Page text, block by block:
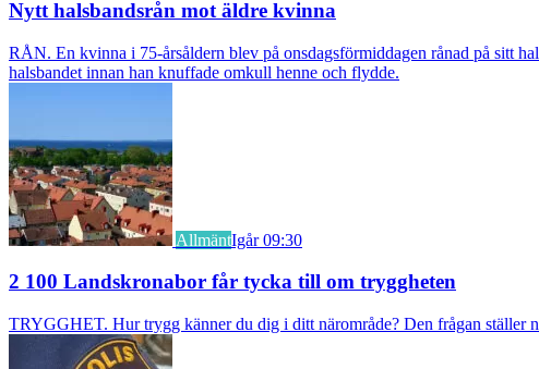
Nytt halsbandsrån mot äldre kvinna
RÅN. En kvinna i 75-årsåldern blev på onsdagsförmiddagen rånad på sitt
halsbandet innan han knuffade omkull henne och flydde.
AllmäntIgår 09:30
2 100 Landskronabor får tycka till om tryggheten
TRYGGHET. Hur trygg känner du dig i ditt närområde? Den frågan ställer